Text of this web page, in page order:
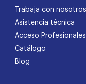
Trabaja con nosotros
Asistencia técnica
Acceso Profesionales
Catálogo
Blog